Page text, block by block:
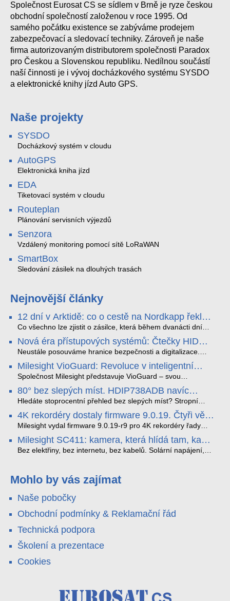
Společnost Eurosat CS se sídlem v Brně je ryze českou
obchodní společností založenou v roce 1995. Od
samého počátku existence se zabýváme prodejem
zabezpečovací a sledovací techniky. Zároveň je naše
firma autorizovaným distributorem společnosti Paradox
pro Českou a Slovenskou republiku. Nedílnou součástí
naší činnosti je i vývoj docházkového systému SYSDO
a elektronické knihy jízd Auto GPS.
Naše projekty
SYSDO
Docházkový systém v cloudu
AutoGPS
Elektronická kniha jízd
EDA
Tiketovací systém v cloudu
Routeplan
Plánování servisních výjezdů
Senzora
Vzdálený monitoring pomocí sítě LoRaWAN
SmartBox
Sledování zásilek na dlouhých trasách
Nejnovější články
12 dní v Arktidě: co o cestě na Nordkapp řekla
data ze SMARTBOX 2 MAX
Co všechno lze zjistit o zásilce, která během dvanácti dní
projede Arktidou? SMARTBOX 2 MAX jsme vzali na trasu z
Tromsø přes Lofoty, Kirunu a finské Laponsko až na
Nordkapp. Bez jediného dobití, v mrazu až −13 °C a mimo
stabilní mobilní signál zaznamenával polohu, teplotu, světlo,
otřesy i náklon. Výsledkem není jen čára na mapě, ale
podrobný datový příběh celé cesty.
Nová éra přístupových systémů: Čtečky HID
Signo
Neustále posouváme hranice bezpečnosti a digitalizace.
Rádi bychom Vám proto představili naši nejnovější nabídku
v oblasti kontroly přístupu – moderní a vysoce univerzální
čtečky HID Signo.
Milesight VioGuard: Revoluce v inteligentní
detekci dopravních přestupků
Společnost Milesight představuje VioGuard – svou
nejnovější proprietární technologii pro pokročilou detekci
dopravních přestupků. Tento systém, poháněný
sofistikovanými algoritmy umělé inteligence (AI), je navržen
tak, aby poskytoval komplexní nástroje pro vymáhání
dopravních předpisů, zvyšoval bezpečnost na silnicích a
optimalizoval plynulost dopravy v moderních městech.
80° bez slepých míst. HDIP738ADB navíc
streamuje na YouTube – bez PC.
Hledáte stoprocentní přehled bez slepých míst? Stropní
panoramatická kamera HDIP738ADB skládá obraz ze dvou
4MP senzorů SONY do jednoho čistého 180° záběru bez
zkreslení. K tomu přidává AI detekci osob a vozidel,
obousměrný zvuk a unikátní možnost přímého vysílání na
YouTube – bez běžícího počítače.
4K rekordéry dostaly firmware 9.0.19. Čtyři věci,
které musíte vědět.
Milesight vydal firmware 9.0.19-r9 pro 4K rekordéry řady
H.265. Pokud tyhle systémy instalujete, jsou tu čtyři věci,
které vám zjednoduší práci – a jedna z nich vám ušetří
spoustu zbytečných výjezdů k zákazníkům.
Milesight SC411: kamera, která hlídá tam, kam
kabel nedosáhne
Bez elektřiny, bez internetu, bez kabelů. Solární napájení,
váš telefon. Podívejte se na video.
Mohlo by vás zajímat
Naše pobočky
Obchodní podmínky & Reklamační řád
Technická podpora
Školení a prezentace
Cookies